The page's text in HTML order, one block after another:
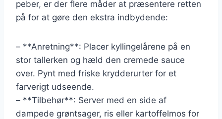
peber, er der flere måder at præsentere retten
på for at gøre den ekstra indbydende:
– **Anretning**: Placer kyllingelårene på en
stor tallerken og hæld den cremede sauce
over. Pynt med friske krydderurter for et
farverigt udseende.
– **Tilbehør**: Server med en side af
dampede grøntsager, ris eller kartoffelmos for